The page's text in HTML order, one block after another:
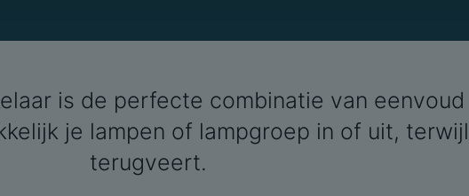
is de perfecte combinatie van
je lampen of lampgroep in of uit,
terugveert.